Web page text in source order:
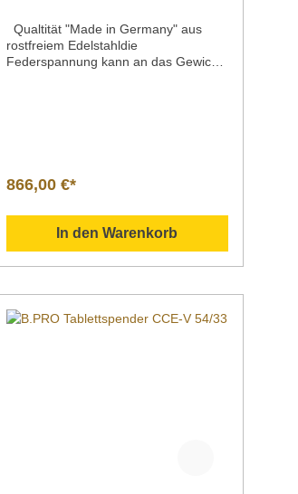
Qualtität "Made in Germany" aus
rostfreiem Edelstahldie
Federspannung kann an das Gewicht
866,00 €*
In den Warenkorb